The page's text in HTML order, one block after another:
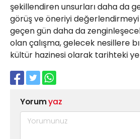
şekillendiren unsurları daha da
görüş ve öneriyi
geçen gün daha da
olan çalışma, gelecek nesillere
kültür hazinesi olarak tarihteki
Yorumyaz